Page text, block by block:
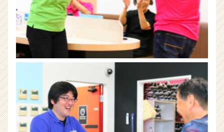
ト
チ
ャ
リ
（CheerCareer）